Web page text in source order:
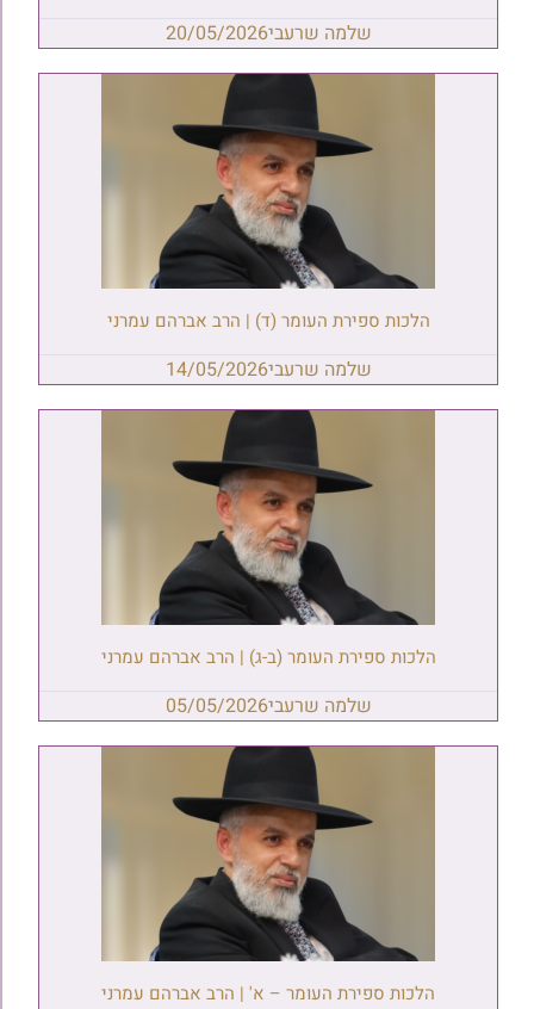
שלמה שרעבי20/05/2026
הלכות ספירת העומר (ד) | הרב אברהם עמרני
שלמה שרעבי14/05/2026
הלכות ספירת העומר (ב-ג) | הרב אברהם עמרני
שלמה שרעבי05/05/2026
הלכות ספירת העומר – א' | הרב אברהם עמרני